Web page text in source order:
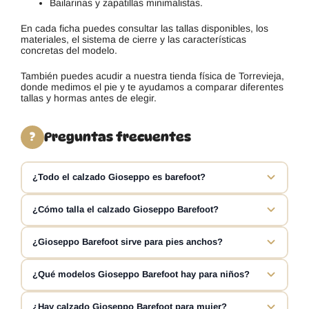
Bailarinas y zapatillas minimalistas.
En cada ficha puedes consultar las tallas disponibles, los
materiales, el sistema de cierre y las características
concretas del modelo.
También puedes acudir a nuestra tienda física de Torrevieja,
donde medimos el pie y te ayudamos a comparar diferentes
tallas y hormas antes de elegir.
? Preguntas frecuentes
¿Todo el calzado Gioseppo es barefoot?
No. Gioseppo fabrica distintas líneas de calzado y solo
algunos modelos pertenecen a su colección Gioseppo
Barefoot. En Deditos Barefoot seleccionamos las referencias
¿Cómo talla el calzado Gioseppo Barefoot?
El tallaje puede variar entre sandalias, cangrejeras y
zapatillas. Lo más fiable es medir la longitud y la anchura de
ambos pies y comparar esas medidas con la información
¿Gioseppo Barefoot sirve para pies anchos?
Los modelos barefoot de Gioseppo ofrecen más espacio en
la zona de los dedos que sus líneas convencionales, pero no
todas las hormas tienen la misma anchura o volumen.
¿Qué modelos Gioseppo Barefoot hay para niños?
La colección infantil puede incluir cangrejeras barefoot,
¿Hay calzado Gioseppo Barefoot para mujer?